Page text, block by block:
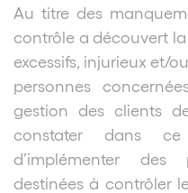
Au titre des
contrôle a découvert
excessifs, injurieux et/
personnes
gestion des clients
constater dans
d’implémenter des
destinées à contrôler